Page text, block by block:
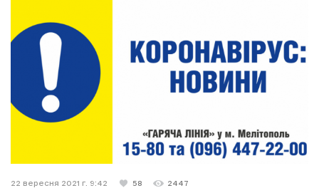
22 вересня 2021 г. 9:42 58 2447